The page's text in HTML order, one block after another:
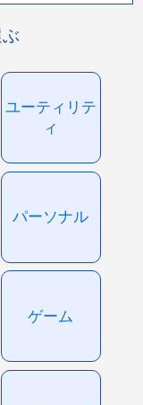
ユーティリテ
ィ
パーソナル
ゲーム